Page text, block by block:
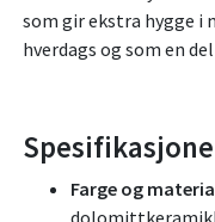
som gir ekstra hygge i
hverdags og som en
Farge og